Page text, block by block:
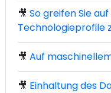
🎥 So greifen Sie
Technologieprofile
🎥 Auf
🎥 Einhaltung des